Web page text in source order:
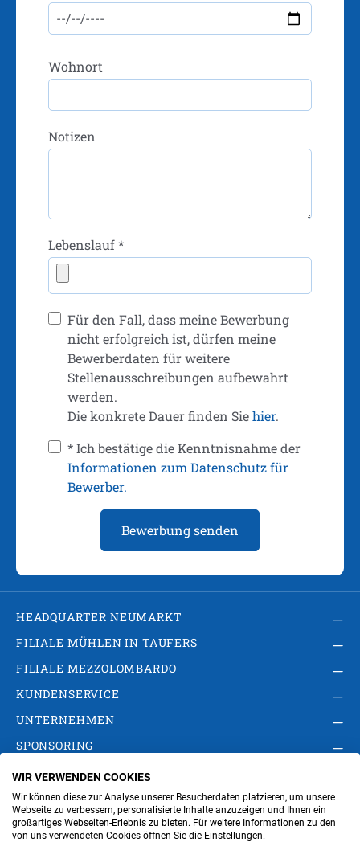
Wohnort
Notizen
Lebenslauf *
Für den Fall, dass meine Bewerbung
nicht erfolgreich ist, dürfen meine
Bewerberdaten für weitere
Stellenausschreibungen aufbewahrt
werden.
Die konkrete Dauer finden Siehier.
* Ich bestätige die Kenntnisnahme der
Informationen zum Datenschutz für
Bewerber.
Bewerbung senden
HEADQUARTER NEUMARKT
FILIALE MÜHLEN IN TAUFERS
FILIALE MEZZOLOMBARDO
KUNDENSERVICE
UNTERNEHMEN
SPONSORING
AGB Privacy Policy
Impressum
Cookie-Einstellungen ändern
Verwaltung
WIR VERWENDEN COOKIES
Wir können diese zur Analyse unserer Besucherdaten platzieren, um unsere
Webseite zu verbessern, personalisierte Inhalte anzuzeigen und Ihnen ein
großartiges Webseiten-Erlebnis zu bieten. Für weitere Informationen zu den
von uns verwendeten Cookies öffnen Sie die Einstellungen.